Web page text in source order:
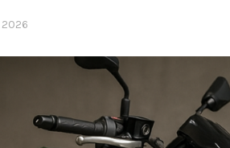
2026